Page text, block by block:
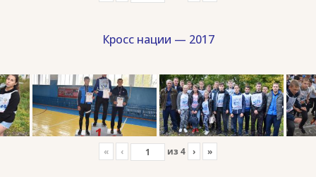
Кросс нации — 2017
« ‹ из 4 › »